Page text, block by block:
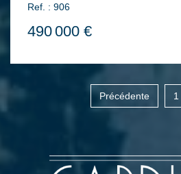
une chambre. A l'étage deux
parentale, une salle d'eau. Elle
appartement de type 2 de 50 m²
indépendants. Chauffage par
alarme. L'ensemble sur un terrain
Ref. : 906
490 000 €
Précédente 1